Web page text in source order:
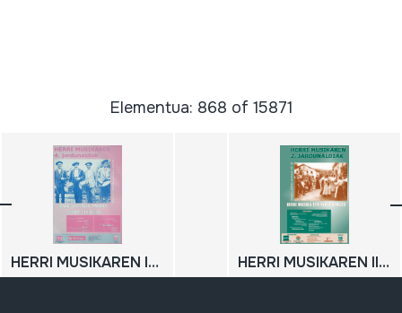
Elementua: 868 of 15871
HERRI MUSIKAREN IV. JARDUNALDIAK: Danboliteroen iragana, oraina eta geroa; 2005-11-26; 2005-11-27 HERRI MUSIKAREN II. JARDUNALDIAK: Herri Musika eta Herri Dantza; 2003-11-29; 2003-11-30